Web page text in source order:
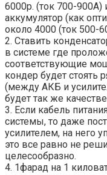
6000р. (ток 700-
аккумулятор (как
около 4000 (ток 500-
2. Ставить
в системе где
соответствующие
кондер будет стоять
(между АКБ и
будет так же
3. Если кабель
системы, то даже
усилителем, на него
это все равно не
целесообразно.
4. 1фарад на 1